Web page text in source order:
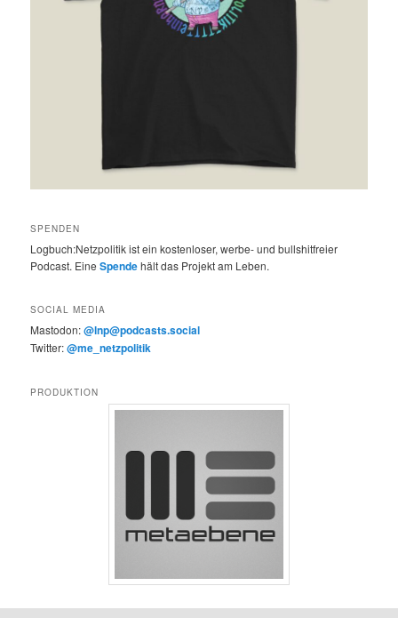
SPENDEN
Logbuch:Netzpolitik ist ein kostenloser, werbe- und bullshitfreier
Podcast. EineSpendehält das Projekt am Leben.
SOCIAL MEDIA
Mastodon:@lnp@podcasts.social
Twitter:@me_netzpolitik
PRODUKTION